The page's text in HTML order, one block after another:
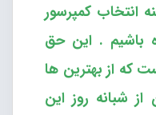
انتخاب کمپرسور
باشیم . این حق
که از بهترین ها
از شبانه روز این